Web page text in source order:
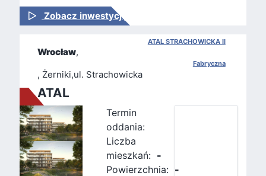
Zobacz inwestycję
ATAL STRACHOWICKA II
Wrocław,
Fabryczna
, Żerniki,ul. Strachowicka
ATAL
Termin
oddania:
Liczba
mieszkań: -
Powierzchnia: -